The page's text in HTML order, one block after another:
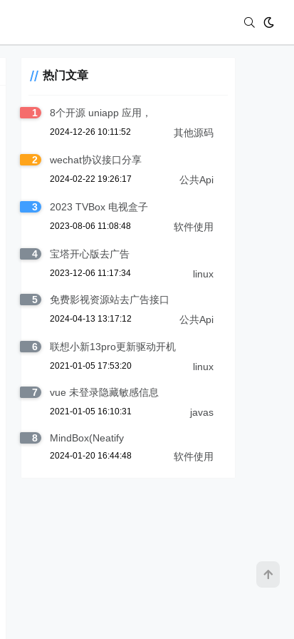
&nbsp;<a href = "#" class= "remove-choose"
href = "#" class= "remove-choose"
href ="#" class "remove-choose"
热门文章
1 8个开源 uniapp 应用，
2024-12-26 10:11:52 其他源码
2 wechat协议接口分享
2024-02-22 19:26:17 公共Api
3 2023 TVBox 电视盒子
2023-08-06 11:08:48 软件使用
4 宝塔开心版去广告
2023-12-06 11:17:34 linux
5 免费影视资源站去广告接口
2024-04-13 13:17:12 公共Api
6 联想小新13pro更新驱动开机
2021-01-05 17:53:20 linux
7 vue 未登录隐藏敏感信息
2021-01-05 16:10:31 javas
8 MindBox(Neatify
2024-01-20 16:44:48 软件使用